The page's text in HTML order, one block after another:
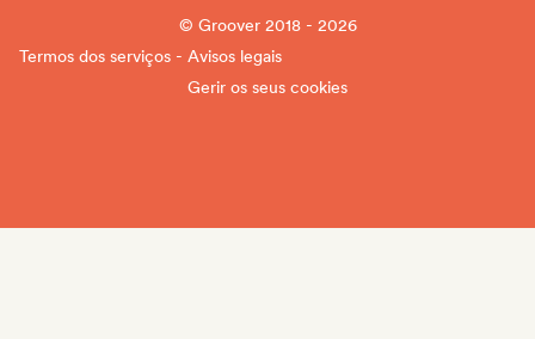
© Groover 2018 - 2026
Termos dos serviços - Avisos legais
Gerir os seus cookies